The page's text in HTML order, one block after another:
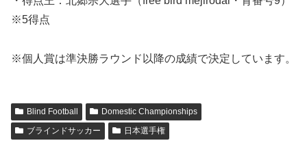
※5得点
※個人賞は準決勝ラウンド以降の成績で決定しています。
Blind Football
Domestic Championships
ブラインドサッカー
日本選手権